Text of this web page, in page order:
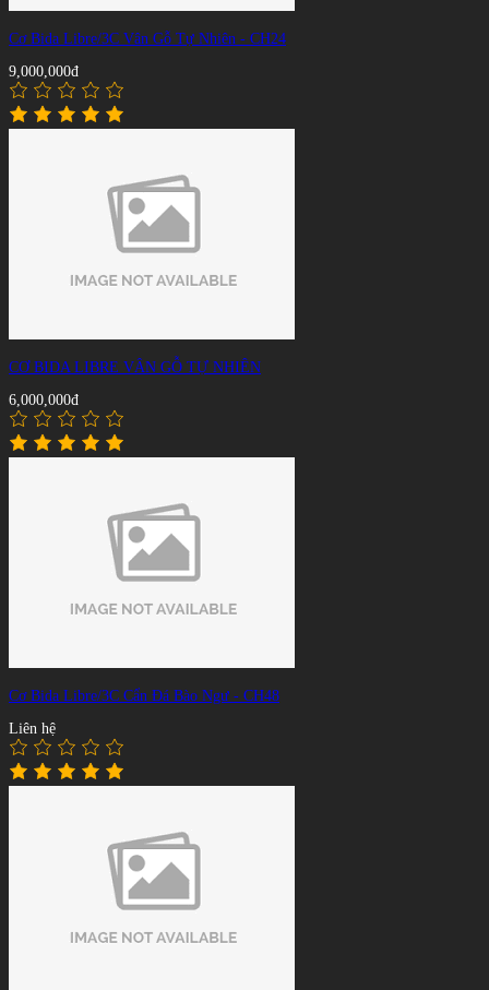
Cơ Bida Libre/3C Vân Gỗ Tự Nhiên - CH24
9,000,000đ
CƠ BIDA LIBRE VÂN GỖ TỰ NHIÊN
6,000,000đ
Cơ Bida Libre/3C Cẩn Đá Bào Ngư - CH48
Liên hệ